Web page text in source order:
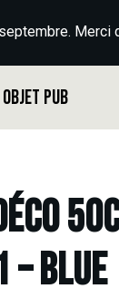
Merci
Objet Pub
– BLUE